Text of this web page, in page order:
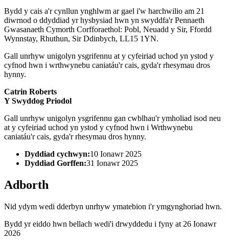
Bydd y cais a'r cynllun ynghlwm ar gael i'w harchwilio am 21
diwrnod o ddyddiad yr hysbysiad hwn yn swyddfa'r Pennaeth
Gwasanaeth Cymorth Corfforaethol: Pobl, Neuadd y Sir, Ffordd
Wynnstay, Rhuthun, Sir Ddinbych, LL15 1YN.
Gall unrhyw unigolyn ysgrifennu at y cyfeiriad uchod yn ystod y
cyfnod hwn i wrthwynebu caniatáu'r cais, gyda'r rhesymau dros
hynny.
Catrin Roberts
Y Swyddog Priodol
Gall unrhyw unigolyn ysgrifennu gan cwblhau'r ymholiad isod neu
at y cyfeiriad uchod yn ystod y cyfnod hwn i Wrthwynebu
caniatáu'r cais, gyda'r rhesymau dros hynny.
Dyddiad cychwyn:10 Ionawr 2025
Dyddiad Gorffen:31 Ionawr 2025
Adborth
Nid ydym wedi dderbyn unrhyw ymatebion i'r ymgynghoriad hwn.
Bydd yr eiddo hwn bellach wedi'i drwyddedu i fyny at 26 Ionawr
2026